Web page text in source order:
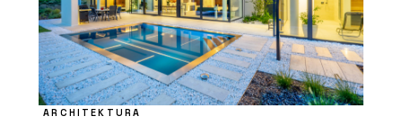
ARCHITEKTURA